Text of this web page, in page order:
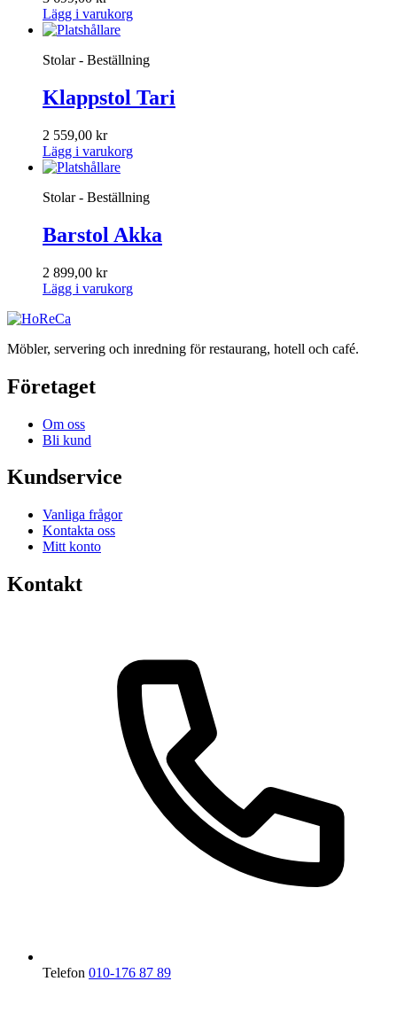
Lägg i varukorg
Stolar - Beställning
Klappstol Tari
2 559,00 kr
Lägg i varukorg
Stolar - Beställning
Barstol Akka
2 899,00 kr
Lägg i varukorg
Möbler, servering och inredning för restaurang, hotell och café.
Företaget
Om oss
Bli kund
Kundservice
Vanliga frågor
Kontakta oss
Mitt konto
Kontakt
Telefon 010-176 87 89